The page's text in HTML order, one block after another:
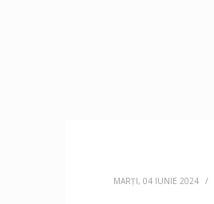
MARȚI, 04 IUNIE 2024 /